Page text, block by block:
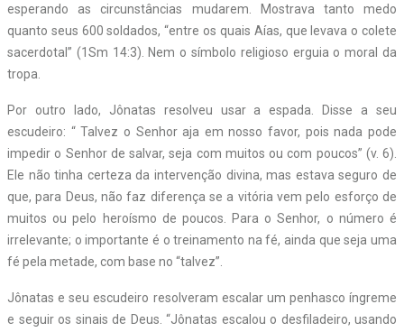
esperando as circunstâncias mudarem. Mostrava tanto medo
quanto seus 600 soldados, “entre os quais Aías, que levava o colete
sacerdotal” (1Sm 14:3). Nem o símbolo religioso erguia o moral da
tropa.
Por outro lado, Jônatas resolveu usar a espada. Disse a seu
escudeiro: “ Talvez o Senhor aja em nosso favor, pois nada pode
impedir o Senhor de salvar, seja com muitos ou com poucos” (v. 6).
Ele não tinha certeza da intervenção divina, mas estava seguro de
que, para Deus, não faz diferença se a vitória vem pelo esforço de
muitos ou pelo heroísmo de poucos. Para o Senhor, o número é
irrelevante; o importante é o treinamento na fé, ainda que seja uma
fé pela metade, com base no “talvez”.
Jônatas e seu escudeiro resolveram escalar um penhasco íngreme
e seguir os sinais de Deus. “Jônatas escalou o desfiladeiro, usando